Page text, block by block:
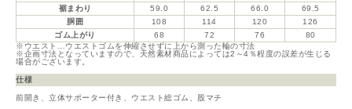
裾まわり
59.0 62.5 66.0
69.5
胴囲
108 114 120
126
ゴム上がり
68 72 76
80
※ウエスト…ウエストゴムを伸縮させずに上から測った輪の寸法
※企画寸法となっていますので、天然素材商品によっては2～4％程度の誤差が生じる
場合がございます。
仕様
前開き、立体サポーター付き、ウエスト総ゴム、股マチ